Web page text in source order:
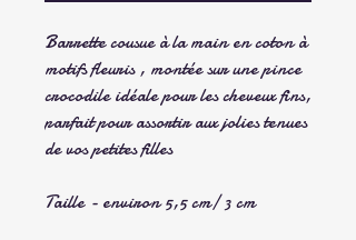
Barrette cousue à la main en coton à
motifs fleuris , montée sur une pince
crocodile idéale pour les cheveux fins,
parfait pour assortir aux jolies tenues
de vos petites filles
Taille - environ 5,5 cm/ 3 cm